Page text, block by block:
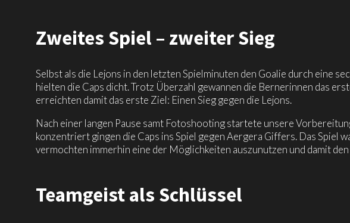
Zweites Spiel – zweiter Sieg
Selbst als die Lejons in den letzten Spielminuten den Goalie durch eine
hielten die Caps dicht. Trotz Überzahl gewannen die Bernerinnen das
erreichten damit das erste Ziel: Einen Sieg gegen die Lejons.
Nach einer langen Pause samt Fotoshooting startete unsere
konzentriert gingen die Caps ins Spiel gegen Aergera Giffers. Das Spiel
vermochten immerhin eine der Möglichkeiten auszunutzen und damit
Teamgeist als Schlüssel